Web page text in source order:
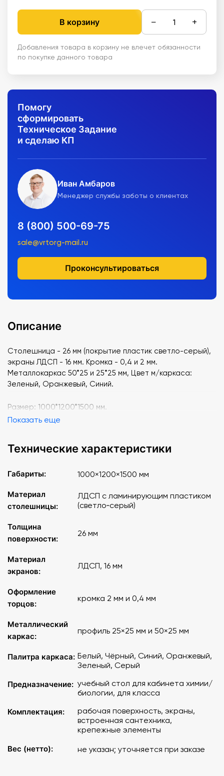
В корзину − +
Добавления товара в корзину не влечет обязанности
по покупке данного товара
Помогу
сформировать
Техническое Задание
и сделаю КП
Иван Амбаров
Менеджер службы заботы о клиентах
8 (800) 500-69-75
sale@vrtorg-mail.ru
Проконсультироваться
Описание
Столешница - 26 мм (покрытие пластик светло-серый),
экраны ЛДСП - 16 мм. Кромка - 0,4 и 2 мм.
Металлокаркас 50*25 и 25*25 мм, Цвет м/каркаса:
Зеленый, Оранжевый, Синий.
Размер: 1000*1200*1500 мм.
Показать еще
Технические характеристики
Габариты: 1000×1200×1500 мм
Материал
столешницы:
ЛДСП с ламинирующим пластиком
(светло‑серый)
Толщина
поверхности:
26 мм
Материал
экранов:
ЛДСП, 16 мм
Оформление
торцов:
кромка 2 мм и 0,4 мм
Металлический
каркас:
профиль 25×25 мм и 50×25 мм
Палитра каркаса: Белый, Чёрный, Синий, Оранжевый,
Зеленый, Серый
Предназначение: учебный стол для кабинета химии/
биологии, для класса
Комплектация:
рабочая поверхность, экраны,
встроенная сантехника,
крепежные элементы
Вес (нетто):
не указан; уточняется при заказе